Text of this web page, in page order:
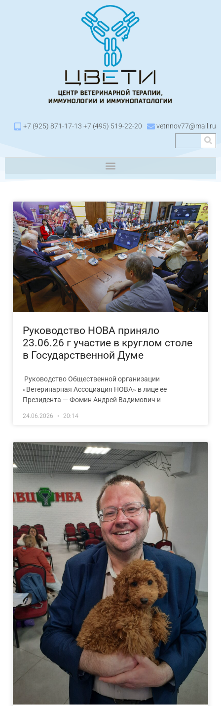
+7 (925) 871-17-13 +7 (495) 519-22-20 vetnnov77@mail.ru
Руководство НОВА приняло
23.06.26 г участие в круглом столе
в Государственной Думе
Руководство Общественной организации
«Ветеринарная Ассоциация НОВА» в лице ее
Президента — Фомин Андрей Вадимович и
24.06.2026 20:14